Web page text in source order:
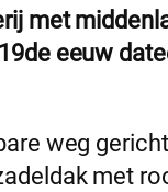
met
eeuw
weg
met